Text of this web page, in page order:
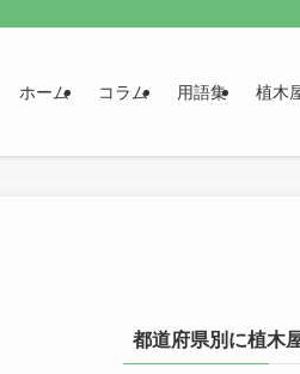
ホーム コラム 用語集 植木
都道府県別に植木